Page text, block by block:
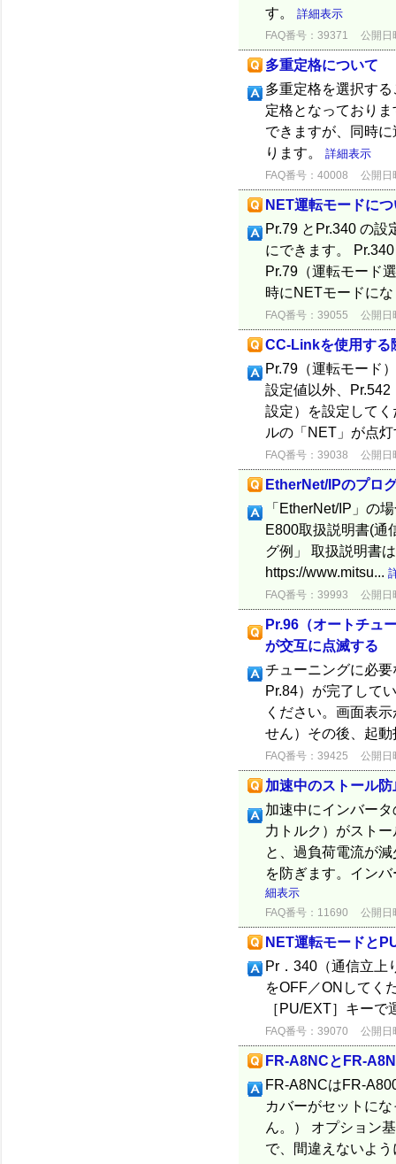
す。 詳細表示
FAQ番号：39371 公開日
多重定格について
多重定格を選択す
定格となっており
できますが、同時
ります。 詳細表示
FAQ番号：40008 公開日
NET運転モードに
Pr.79 とPr.340 の
にできます。
Pr.79（運転モード
時にNETモードに
FAQ番号：39055 公開日
CC-Linkを使用する
Pr.79（運転モード
設定値以外、
設定）を設定して
ルの「NET」が点
FAQ番号：39038 公開日
EtherNet/IPのプロ
「EtherNet/IP」の
E800取扱説明書(通
グ例」 取扱説明書
https://www.mitsu...
FAQ番号：39993 公開日
Pr.96（オートチュ
が交互に点滅する
チューニングに必
Pr.84）が完了して
ください。画面表
せん）その後、起
FAQ番号：39425 公開日
加速中のストール
加速中にインバー
力トルク）がスト
と、過負荷電流が
を防ぎます。イン
細表示
FAQ番号：11690 公開日
NET運転モードと
Pr．340（通信立上
をOFF／ONしてく
［PU/EXT］キー
FAQ番号：39070 公開日
FR-A8NCとFR-
FR-A8NCはFR-
カバーがセットに
ん。） オプション
で、間違えないよ